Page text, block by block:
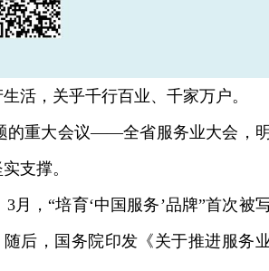
，关乎千行百业、千家万户。
重大会议——全省服务业大会，
支撑。
，“培育‘中国服务’品牌”首次被
后，国务院印发《关于推进服务